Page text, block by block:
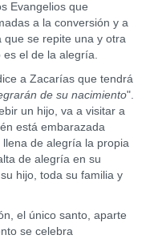
Evangelios que
a la conversión y a
que se repite una y otra
es el de la alegría.
a Zacarías que tendrá
de su nacimiento".
un hijo, va a visitar a
está embarazada
de alegría la propia
de alegría en su
hijo, toda su familia y
el único santo, aparte
se celebra